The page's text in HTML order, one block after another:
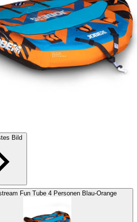
Bild
Fun Tube 4 Personen Blau-Orange